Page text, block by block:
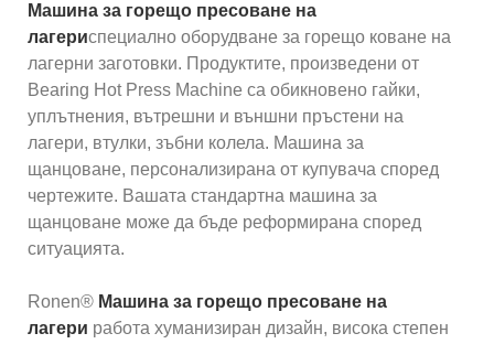
Машина за горещо пресоване на
лагериспециално оборудване за горещо коване на
лагерни заготовки. Продуктите, произведени от
Bearing Hot Press Machine са обикновено гайки,
уплътнения, вътрешни и външни пръстени на
лагери, втулки, зъбни колела. Машина за
щанцоване, персонализирана от купувача според
чертежите. Вашата стандартна машина за
щанцоване може да бъде реформирана според
ситуацията.
Ronen® Машина за горещо пресоване на
лагери работа хуманизиран дизайн, висока степен